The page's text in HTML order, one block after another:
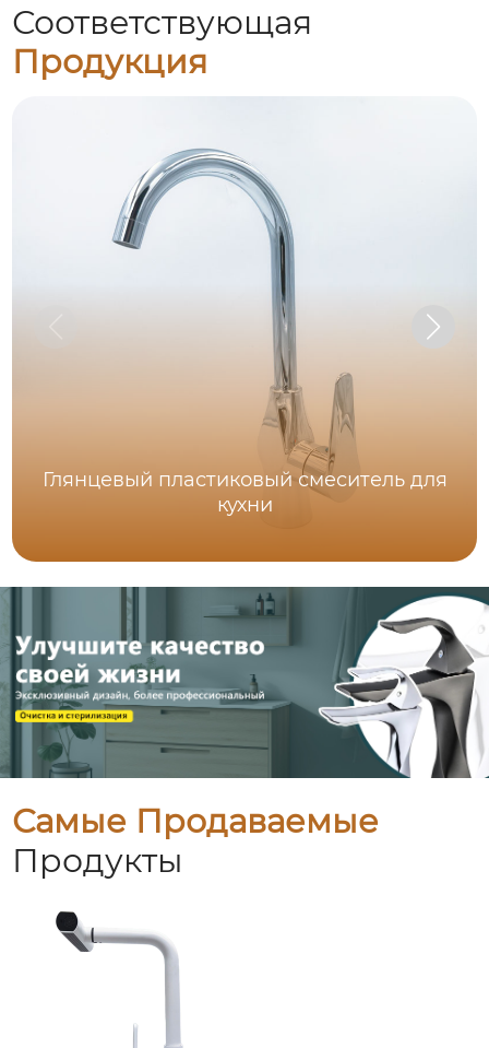
Соответствующая
Продукция
Глянцевый пластиковый смеситель для
кухни
Самые Продаваемые
Продукты